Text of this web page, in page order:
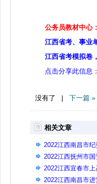
公务员教材中心
江西省考、事业
江西省考模拟卷
点击分享此信息：
没有了 | 下一篇 »
相关文章
2022江西南昌市纪
2022江西抚州市国
2022江西宜春市上
2022江西南昌市进